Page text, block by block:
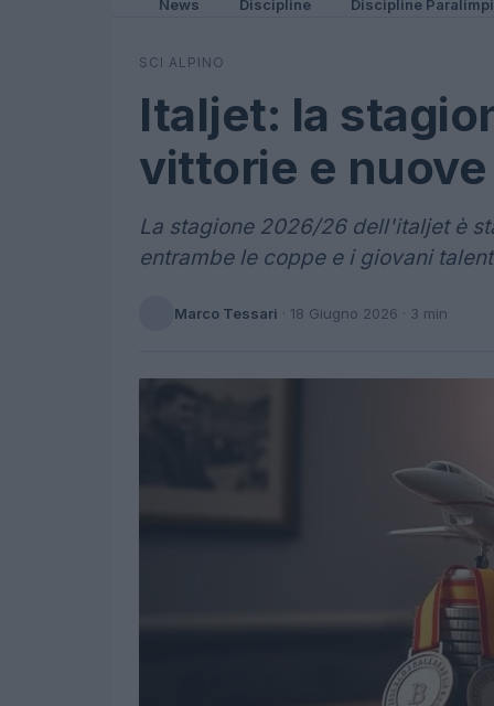
News Discipline Discipline
SCI ALPINO
Italjet: la
vittorie e
La stagione 2026/26 dell'italjet è
entrambe le coppe e i giovani
Marco Tessari · 18 Giugno 2026 · 3 min